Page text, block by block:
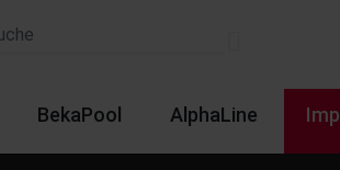
BekaPool AlphaLine